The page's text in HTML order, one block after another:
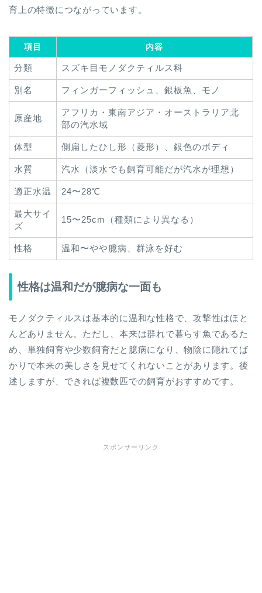
育上の特徴につながっています。
項目 内容
分類 スズキ目モノダクティルス科
別名 フィンガーフィッシュ、銀板魚、モノ
原産地
アフリカ・東南アジア・オーストラリア北
部の汽水域
体型 側扁したひし形（菱形）、銀色のボディ
水質 汽水（淡水でも飼育可能だが汽水が理想）
適正水温 24〜28℃
最大サイ
ズ
15〜25cm（種類により異なる）
性格 温和〜やや臆病、群泳を好む
性格は温和だが臆病な一面も
モノダクティルスは基本的に温和な性格で、攻撃性はほと
んどありません。ただし、本来は群れで暮らす魚であるた
め、単独飼育や少数飼育だと臆病になり、物陰に隠れてば
かりで本来の美しさを見せてくれないことがあります。後
述しますが、できれば複数匹での飼育がおすすめです。
スポンサーリンク